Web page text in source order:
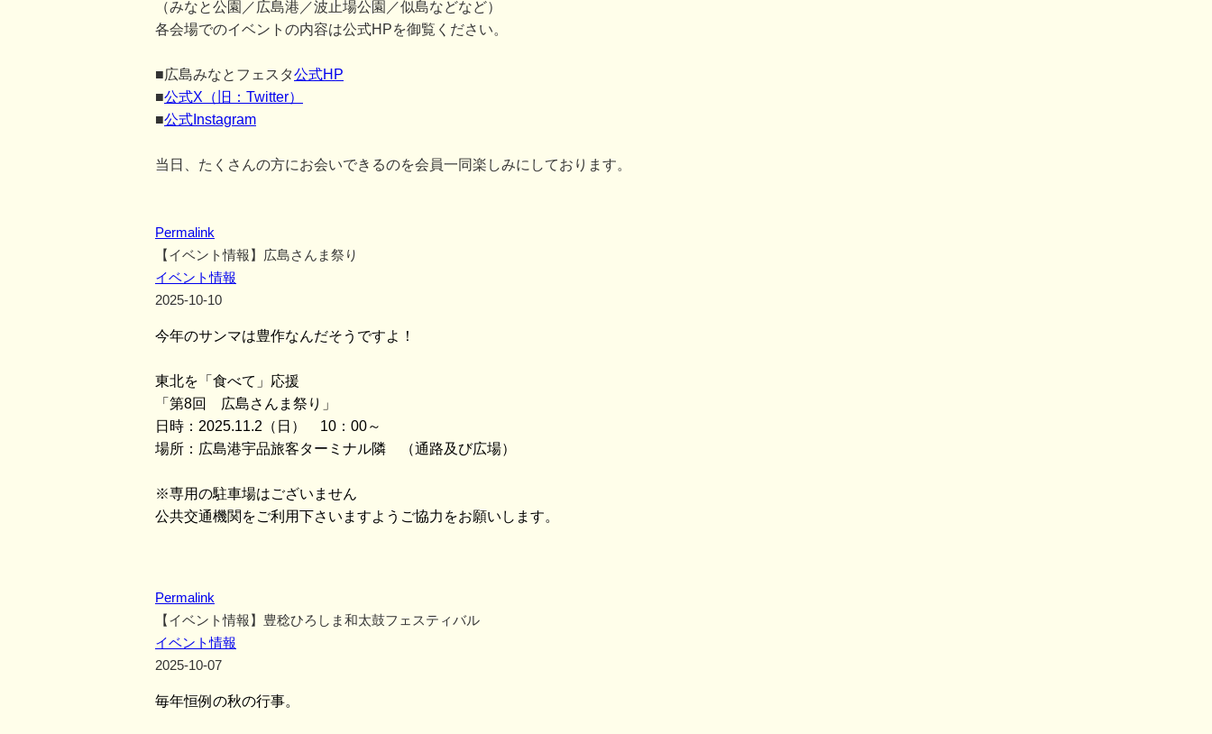
（みなと公園／広島港／波止場公園／似島などなど）
各会場でのイベントの内容は公式HPを御覧ください。
■広島みなとフェスタ公式HP
■公式X（旧：Twitter）
■公式Instagram
当日、たくさんの方にお会いできるのを会員一同楽しみにしております。
Permalink
【イベント情報】広島さんま祭り
イベント情報
2025-10-10
今年のサンマは豊作なんだそうですよ！
東北を「食べて」応援
「第8回 広島さんま祭り」
日時：2025.11.2（日） 10：00～
場所：広島港宇品旅客ターミナル隣 （通路及び広場）
※専用の駐車場はございません
公共交通機関をご利用下さいますようご協力をお願いします。
Permalink
【イベント情報】豊稔ひろしま和太鼓フェスティバル
イベント情報
2025-10-07
毎年恒例の秋の行事。